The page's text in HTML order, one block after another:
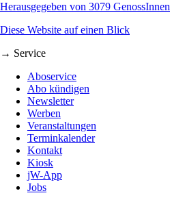
Herausgegeben von 3079 GenossInnen
Diese Website auf einen Blick
→ Service
Aboservice
Abo kündigen
Newsletter
Werben
Veranstaltungen
Terminkalender
Kontakt
Kiosk
jW-App
Jobs